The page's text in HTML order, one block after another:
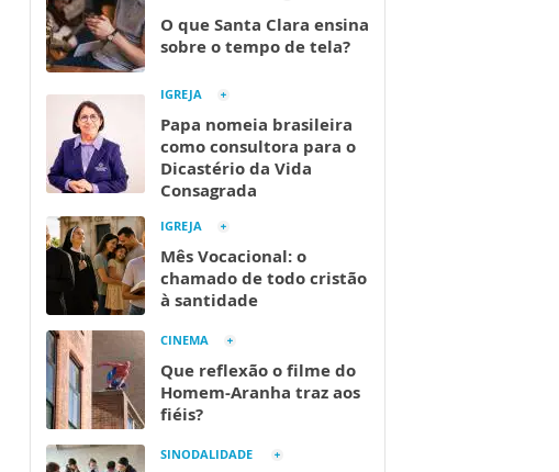
O que Santa Clara ensina
sobre o tempo de tela?
IGREJA
Papa nomeia brasileira
como consultora para o
Dicastério da Vida
Consagrada
IGREJA
Mês Vocacional: o
chamado de todo cristão
à santidade
CINEMA
Que reflexão o filme do
Homem-Aranha traz aos
fiéis?
SINODALIDADE